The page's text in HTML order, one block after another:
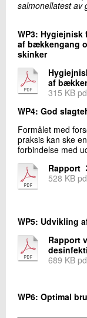
salmonellatest av
WP3:
af bækkengang
skinker
af
315 KB
WP4: God
Formålet med
praksis kan ske
forbindelse med
Rapport
528 KB
WP5: Udvikling
Rapport
689 KB
WP6: Optimal